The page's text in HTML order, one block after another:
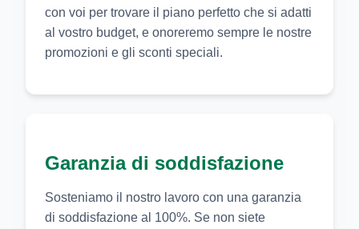
con voi per trovare il piano perfetto che si adatti
al vostro budget, e onoreremo sempre le nostre
promozioni e gli sconti speciali.
Garanzia di soddisfazione
Sosteniamo il nostro lavoro con una garanzia
di soddisfazione al 100%. Se non siete